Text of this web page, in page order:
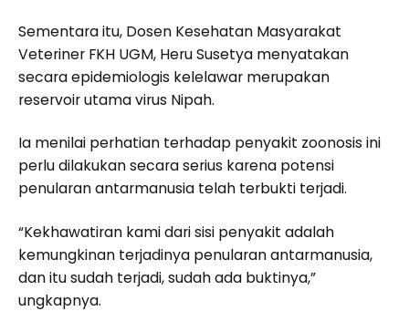
Sementara itu, Dosen Kesehatan Masyarakat
Veteriner FKH UGM, Heru Susetya menyatakan
secara epidemiologis kelelawar merupakan
reservoir utama virus Nipah.
Ia menilai perhatian terhadap penyakit zoonosis ini
perlu dilakukan secara serius karena potensi
penularan antarmanusia telah terbukti terjadi.
“Kekhawatiran kami dari sisi penyakit adalah
kemungkinan terjadinya penularan antarmanusia,
dan itu sudah terjadi, sudah ada buktinya,”
ungkapnya.